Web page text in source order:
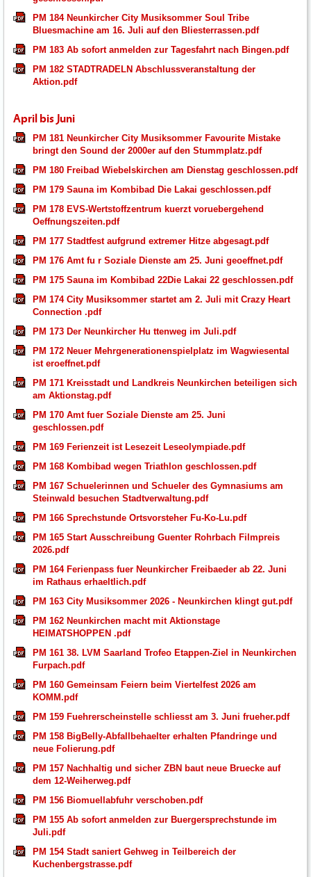
PM 184 Neunkircher City Musiksommer Soul Tribe
Bluesmachine am 16. Juli auf den Bliesterrassen.pdf
PM 183 Ab sofort anmelden zur Tagesfahrt nach Bingen.pdf
PM 182 STADTRADELN Abschlussveranstaltung der
Aktion.pdf
April bis Juni
PM 181 Neunkircher City Musiksommer Favourite Mistake
bringt den Sound der 2000er auf den Stummplatz.pdf
PM 180 Freibad Wiebelskirchen am Dienstag geschlossen.pdf
PM 179 Sauna im Kombibad Die Lakai geschlossen.pdf
PM 178 EVS-Wertstoffzentrum kuerzt voruebergehend
Oeffnungszeiten.pdf
PM 177 Stadtfest aufgrund extremer Hitze abgesagt.pdf
PM 176 Amt fu r Soziale Dienste am 25. Juni geoeffnet.pdf
PM 175 Sauna im Kombibad 22Die Lakai 22 geschlossen.pdf
PM 174 City Musiksommer startet am 2. Juli mit Crazy Heart
Connection .pdf
PM 173 Der Neunkircher Hu ttenweg im Juli.pdf
PM 172 Neuer Mehrgenerationenspielplatz im Wagwiesental
ist eroeffnet.pdf
PM 171 Kreisstadt und Landkreis Neunkirchen beteiligen sich
am Aktionstag.pdf
PM 170 Amt fuer Soziale Dienste am 25. Juni
geschlossen.pdf
PM 169 Ferienzeit ist Lesezeit Leseolympiade.pdf
PM 168 Kombibad wegen Triathlon geschlossen.pdf
PM 167 Schuelerinnen und Schueler des Gymnasiums am
Steinwald besuchen Stadtverwaltung.pdf
PM 166 Sprechstunde Ortsvorsteher Fu-Ko-Lu.pdf
PM 165 Start Ausschreibung Guenter Rohrbach Filmpreis
2026.pdf
PM 164 Ferienpass fuer Neunkircher Freibaeder ab 22. Juni
im Rathaus erhaeltlich.pdf
PM 163 City Musiksommer 2026 - Neunkirchen klingt gut.pdf
PM 162 Neunkirchen macht mit Aktionstage
HEIMATSHOPPEN .pdf
PM 161 38. LVM Saarland Trofeo Etappen-Ziel in Neunkirchen
Furpach.pdf
PM 160 Gemeinsam Feiern beim Viertelfest 2026 am
KOMM.pdf
PM 159 Fuehrerscheinstelle schliesst am 3. Juni frueher.pdf
PM 158 BigBelly-Abfallbehaelter erhalten Pfandringe und
neue Folierung.pdf
PM 157 Nachhaltig und sicher ZBN baut neue Bruecke auf
dem 12-Weiherweg.pdf
PM 156 Biomuellabfuhr verschoben.pdf
PM 155 Ab sofort anmelden zur Buergersprechstunde im
Juli.pdf
PM 154 Stadt saniert Gehweg in Teilbereich der
Kuchenbergstrasse.pdf